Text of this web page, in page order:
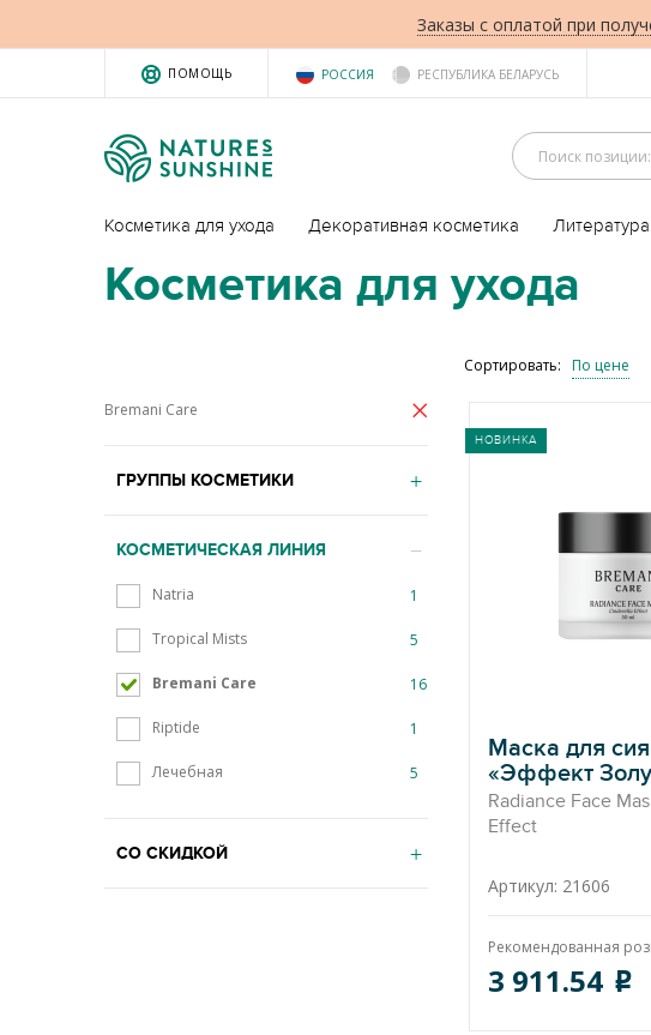
Заказы с оплатой при
ПОМОЩЬ РОССИЯ РЕСПУБЛИКА БЕЛАРУСЬ
Косметика для ухода Декоративная косметика Литература
Косметика для ухода
Bremani Care
ГРУППЫ КОСМЕТИКИ
КОСМЕТИЧЕСКАЯ ЛИНИЯ
1
Natria
5
Tropical Mists
16
Bremani Care
1
Riptide
5
Лечебная
СО СКИДКОЙ
Сортировать: По цене
Маска для
«Эффект
Radiance Face
Effect
Артикул: 21606
Рекомендованная
3 911.54 o
НОВИНКА